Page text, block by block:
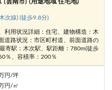
(雲南市) (用途地域 住宅地)
次線) (徒歩9.8分)
利用状況詳細：住宅、建物構造：木
道路状況：市区町村道、前面道路の
寄駅：木次駅、駅距離：780m(徒歩
％、容積率：200％
万円/坪
万円/㎡